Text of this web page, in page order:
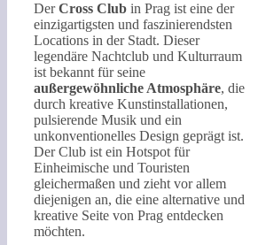
DerCross Club in Prag ist eine der
einzigartigsten und faszinierendsten
Locations in der Stadt. Dieser
legendäre Nachtclub und Kulturraum
ist bekannt für seine
außergewöhnliche Atmosphäre, die
durch kreative Kunstinstallationen,
pulsierende Musik und ein
unkonventionelles Design geprägt ist.
Der Club ist ein Hotspot für
Einheimische und Touristen
gleichermaßen und zieht vor allem
diejenigen an, die eine alternative und
kreative Seite von Prag entdecken
möchten.